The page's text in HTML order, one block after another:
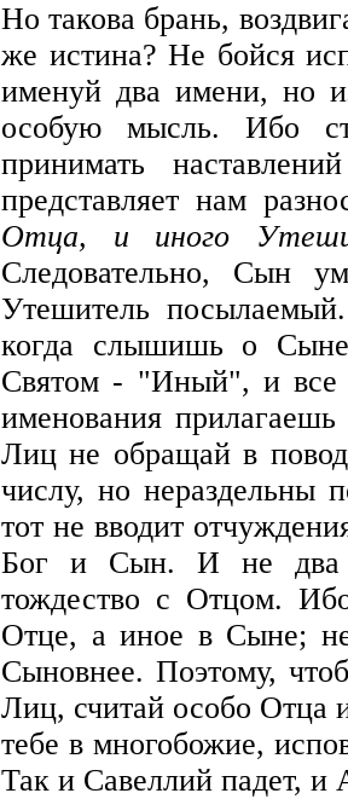
Но такова брань,
же истина? Не бойся
именуй два имени, но
особую мысль. Ибо
принимать
представляет нам
Отца, и иного
Следовательно, Сын
Утешитель
когда слышишь о
Святом - "Иный", и все
именования
Лиц не обращай в
числу, но нераздельны
тот не вводит
Бог и Сын. И не два
тождество с Отцом.
Отце, а иное в Сыне;
Сыновнее. Поэтому,
Лиц, считай особо Отца
тебе в многобожие,
Так и Савеллий падет,